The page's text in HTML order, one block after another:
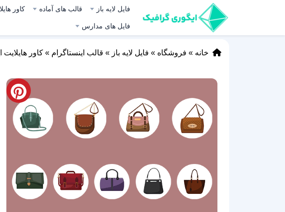
فایل لایه باز قالب های آماده کاور
فایل های مدارس
خانه » فروشگاه » فایل لایه باز » قالب اینستاگرام » کاور هایلایت